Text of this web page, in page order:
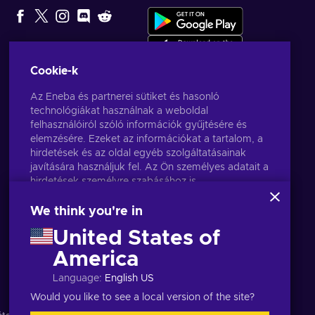
Cookie-k
Az Eneba és partnerei sütiket és hasonló
technológiákat használnak a weboldal
felhasználóiról szóló információk gyűjtésére és
elemzésére. Ezeket az információkat a tartalom, a
hirdetések és az oldal egyéb szolgáltatásainak
javítására használjuk fel. Az Ön személyes adatait a
hirdetések személyre szabásához is
Az "Mindent elfogadok" gombra kattintva Ön
ezeket a technológiákat használják. Hozzájárulását
a 'Testreszabás' gombra kattintva módosíthatja.
További információkat arról, hogy a Google
hogyan használja fel az Ön adatait, a
Business Safety & Privacyoldalon talál.
We think you're in
United States of
America
Language: English US
Would you like to see a local version of the site?